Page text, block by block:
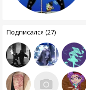
Подписался (27)